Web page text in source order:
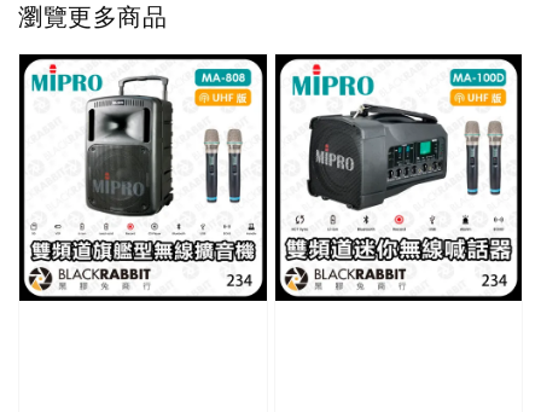
瀏覽更多商品